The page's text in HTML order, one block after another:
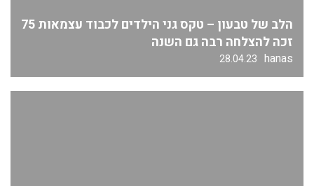
הלב של טבעון – טקס גני הילדים לכבוד עצמאות 75
זכה להצלחה רבה גם השנה
hanas
28.04.23